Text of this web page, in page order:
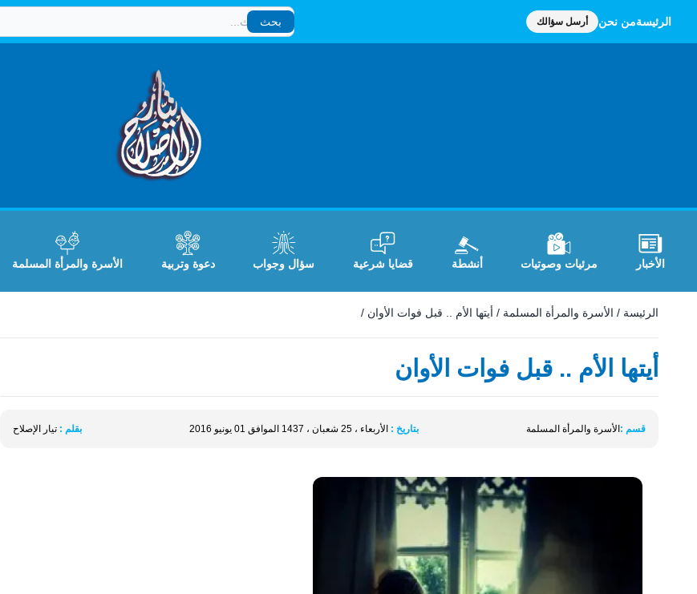
الرئيسةمن نحن أرسل سؤالك
بحث
بحث
الأخبار مرئيات وصوتيات أنشطة قضايا شرعية سؤال وجواب دعوة وتربية الأسرة والمرأة المسلمة
الرئيسة / الأسرة والمرأة المسلمة / أيتها الأم .. قبل فوات الأوان /
أيتها الأم .. قبل فوات الأوان
قسم : الأسرة والمرأة المسلمة بتاريخ : الأربعاء ، 25 شعبان ، 1437 الموافق 01 يونيو 2016 بقلم : تيار الإصلاح